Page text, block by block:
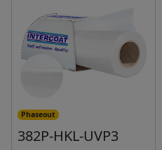
Phaseout
382P-HKL-UVP3